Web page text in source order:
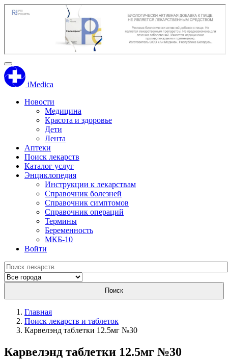
iMedica
Новости
Медицина
Красота и здоровье
Дети
Лента
Аптеки
Поиск лекарств
Каталог услуг
Энциклопедия
Инструкции к лекарствам
Справочник болезней
Справочник симптомов
Справочник операций
Термины
Беременность
МКБ-10
Войти
Поиск
Главная
Поиск лекарств и таблеток
Карвелэнд таблетки 12.5мг №30
Карвелэнд таблетки 12.5мг №30